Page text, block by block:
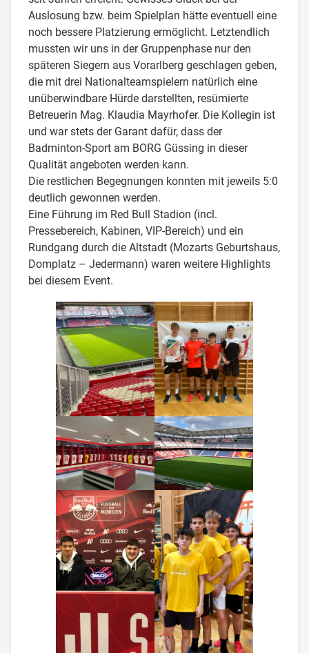
Auslosung bzw. beim Spielplan hätte eventuell eine
noch bessere Platzierung ermöglicht. Letztendlich
mussten wir uns in der Gruppenphase nur den
späteren Siegern aus Vorarlberg geschlagen geben,
die mit drei Nationalteamspielern natürlich eine
unüberwindbare Hürde darstellten, resümierte
Betreuerin Mag. Klaudia Mayrhofer. Die Kollegin ist
und war stets der Garant dafür, dass der
Badminton-Sport am BORG Güssing in dieser
Qualität angeboten werden kann.
Die restlichen Begegnungen konnten mit jeweils 5:0
deutlich gewonnen werden.
Eine Führung im Red Bull Stadion (incl.
Pressebereich, Kabinen, VIP-Bereich) und ein
Rundgang durch die Altstadt (Mozarts Geburtshaus,
Domplatz – Jedermann) waren weitere Highlights
bei diesem Event.